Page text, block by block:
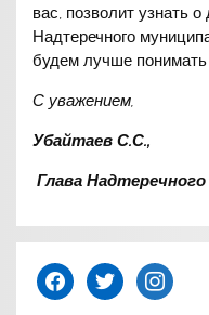
вас, позволит узнать
Надтеречного
будем лучше понимать
С уважением,
Убайтаев С.С.,
Глава
facebooktwitter instagram